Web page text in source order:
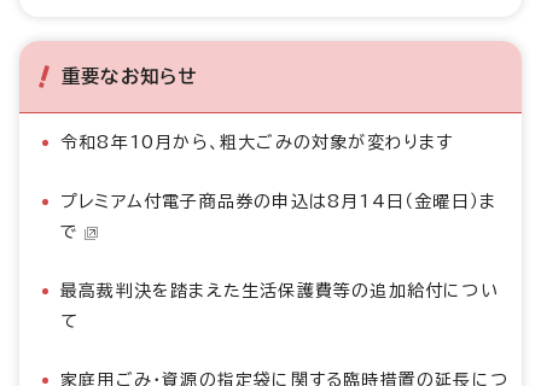
重要なお知らせ
令和8年10月から、粗大ごみの対象が変わります
プレミアム付電子商品券の申込は8月14日（金曜日）ま
で
最高裁判決を踏まえた生活保護費等の追加給付につい
て
家庭用ごみ・資源の指定袋に関する臨時措置の延長につ